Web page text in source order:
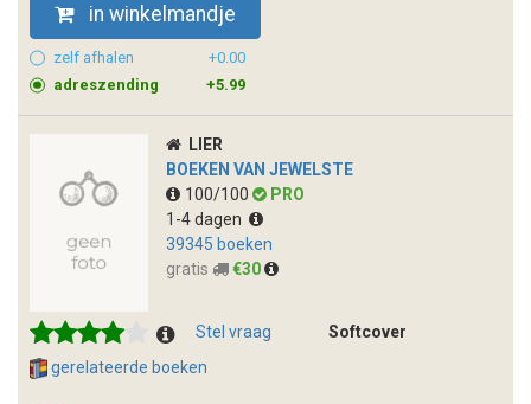
in winkelmandje
zelf afhalen
+0.00
adreszending
+5.99
LIER
BOEKEN VAN JEWELSTE
100/100
PRO
1-4 dagen
39345 boeken
gratis
€30
Stel vraag
Softcover
gerelateerde boeken